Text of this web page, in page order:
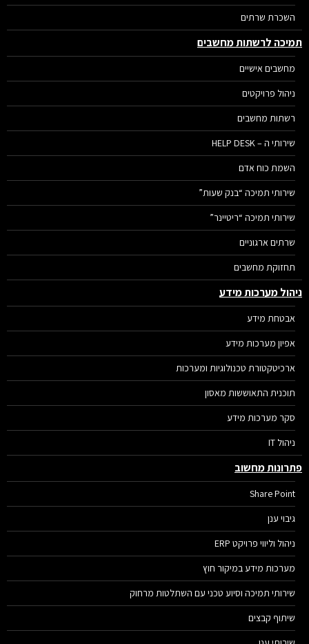
השכרת שרתים
לרשתות מחשבים
מחשבים אישיים
ניהול פרויקטים
רשתות מחשבים
שירותי ה – HELP DESK
השמת כוח אדם
שירותי תמיכה “בנק שעות”
שירותי תמיכה “ריטיינר”
שרתים ארגוניים
תחזוקת מחשבים
מערכות מידע
אבטחת מידע
אפיון מערכות מידע
ארכיטקטורת טכנולוגיות ומערכות
תוכנית התאוששות מאסון
סקר מערכות מידע
ניהול IT
מחשוב
Share Point
גיבוי ענן
ניהול וליווי פרויקט ERP
מערכות מידע במיקור חוץ
שירותי תמיכה וסיוע טכני עם השתלטות מרחוק
שיתוף קבצים